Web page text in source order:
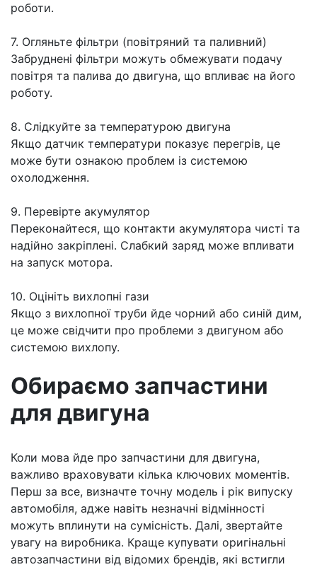
роботи.
7. Огляньте фільтри (повітряний та паливний)
Забруднені фільтри можуть обмежувати подачу
повітря та палива до двигуна, що впливає на його
роботу.
8. Слідкуйте за температурою двигуна
Якщо датчик температури показує перегрів, це
може бути ознакою проблем із системою
охолодження.
9. Перевірте акумулятор
Переконайтеся, що контакти акумулятора чисті та
надійно закріплені. Слабкий заряд може впливати
на запуск мотора.
10. Оцініть вихлопні гази
Якщо з вихлопної труби йде чорний або синій дим,
це може свідчити про проблеми з двигуном або
системою вихлопу.
Обираємо запчастини
для двигуна
Коли мова йде про запчастини для двигуна,
важливо враховувати кілька ключових моментів.
Перш за все, визначте точну модель і рік випуску
автомобіля, адже навіть незначні відмінності
можуть вплинути на сумісність. Далі, звертайте
увагу на виробника. Краще купувати оригінальні
автозапчастини від відомих брендів, які встигли